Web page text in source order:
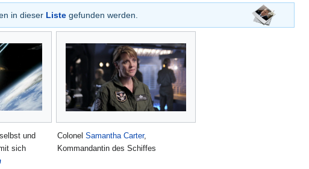
in dieser Liste gefunden werden.
und
sich
Colonel Samantha Carter,
Kommandantin des Schiffes